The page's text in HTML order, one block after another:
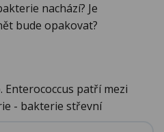
nachází? Je
bude opakovat?
Enterococcus patří mezi
- bakterie střevní